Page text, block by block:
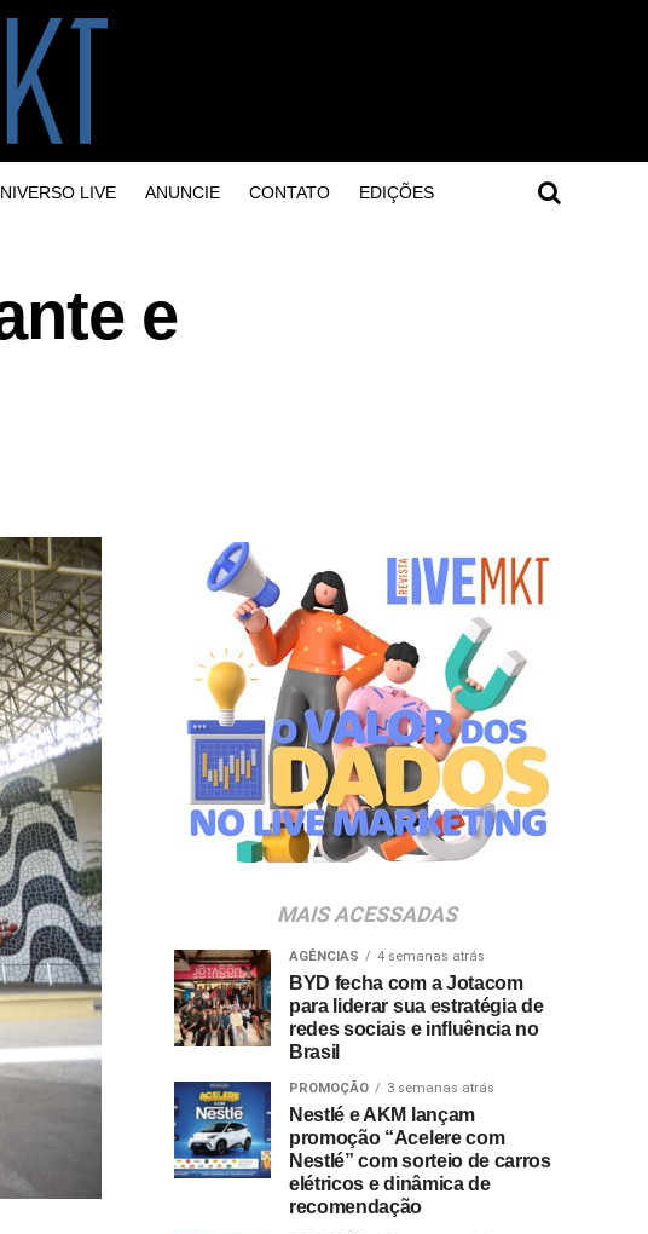
LIVE ANUNCIE CONTATO EDIÇÕES
e
MAIS ACESSADAS
AGÊNCIAS 4 semanas atrás
BYD fecha com a Jotacom
para liderar sua estratégia de
redes sociais e influência no
Brasil
PROMOÇÃO 3 semanas atrás
Nestlé e AKM lançam
promoção “Acelere com
Nestlé” com sorteio de carros
elétricos e dinâmica de
recomendação